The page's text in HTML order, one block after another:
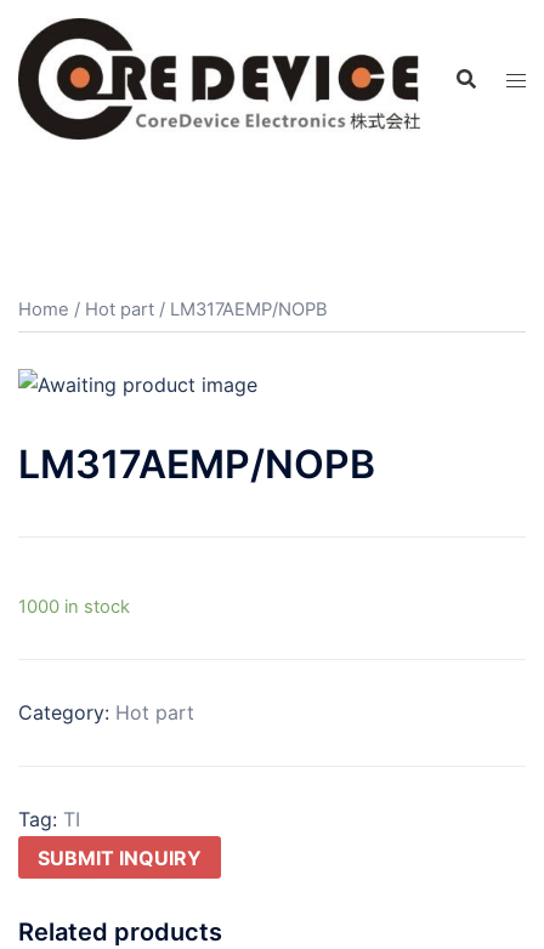
Home / Hot part / LM317AEMP/NOPB
LM317AEMP/NOPB
1000 in stock
Category: Hot part
Tag: TI
SUBMIT INQUIRY
Related products